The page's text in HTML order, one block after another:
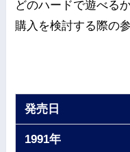
どのハードで遊べる
購入を検討する際の
発売日
1991年